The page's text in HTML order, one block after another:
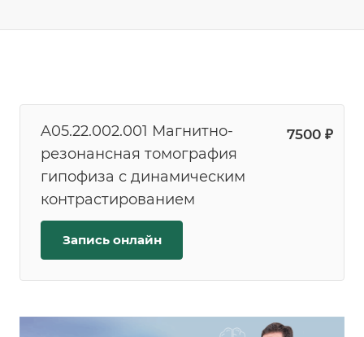
A05.22.002.001 Магнитно-
резонансная томография
гипофиза с динамическим
контрастированием
7500 ₽
Запись онлайн